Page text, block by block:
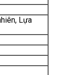
Lựa